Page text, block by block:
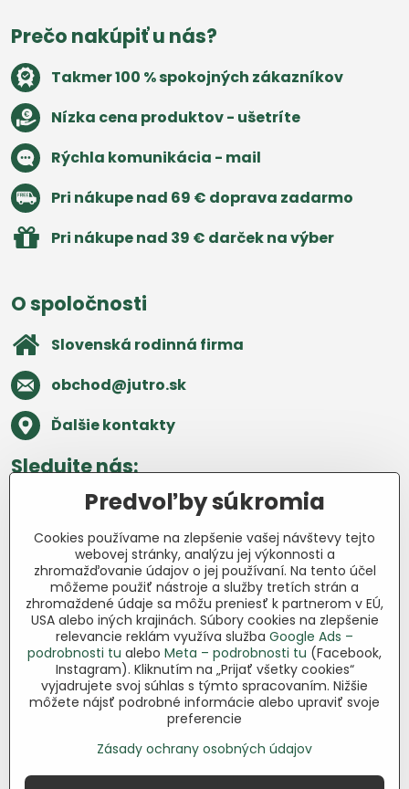
Prečo nakúpiť u nás?
Takmer 100 % spokojných zákazníkov
Nízka cena produktov - ušetríte
Rýchla komunikácia - mail
Pri nákupe nad 69 € doprava zadarmo
Pri nákupe nad 39 € darček na výber
O spoločnosti
Slovenská rodinná firma
obchod​@jutro​.sk
Ďalšie kontakty
Sledujte nás:
Facebook Pinterest Instagram Blog
Všetko o nákupe
Ďakujeme za podporu
Sme slovenský e-shop bez dotácií​.
Fungujeme len vďaka vám – ľuďom, ktorí
veria v poctivú prácu a lásku k pôde​. Každý
nákup na Jutro​.sk nám pomáha pokračovať
v tom, čo má zmysel – pomáhať
záhradkárom zadarmo a srdcom​.
©2026Copyright
Predvoľby súkromia
Cookies používame na zlepšenie vašej návštevy tejto
webovej stránky, analýzu jej výkonnosti a
zhromažďovanie údajov o jej používaní. Na tento účel
môžeme použiť nástroje a služby tretích strán a
zhromaždené údaje sa môžu preniesť k partnerom v EÚ,
USA alebo iných krajinách. Súbory cookies na zlepšenie
relevancie reklám využíva služba Google Ads –
podrobnosti tu alebo Meta – podrobnosti tu (Facebook,
Instagram). Kliknutím na „Prijať všetky cookies“
vyjadrujete svoj súhlas s týmto spracovaním. Nižšie
môžete nájsť podrobné informácie alebo upraviť svoje
preferencie
Zásady ochrany osobných údajov